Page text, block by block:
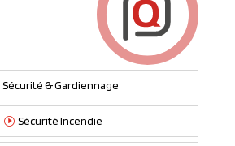
Sécurité & Gardiennage
Sécurité Incendie